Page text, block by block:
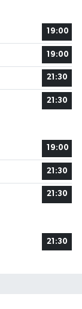
19:00
19:00
21:30
21:30
19:00
21:30
21:30
21:30